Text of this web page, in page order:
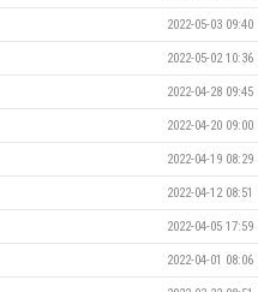
2022-05-03 09:40
2022-05-02 10:36
2022-04-28 09:45
2022-04-20 09:00
2022-04-19 08:29
2022-04-12 08:51
2022-04-05 17:59
2022-04-01 08:06